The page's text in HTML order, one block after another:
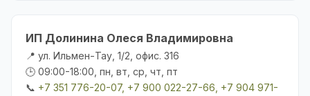
ИП Долинина Олеся Владимировна
📍 ул. Ильмен-Тау, 1/2, офис. 316
🕒 09:00-18:00, пн, вт, ср, чт, пт
📞 +7 351 776-20-07, +7 900 022-27-66, +7 904 971-